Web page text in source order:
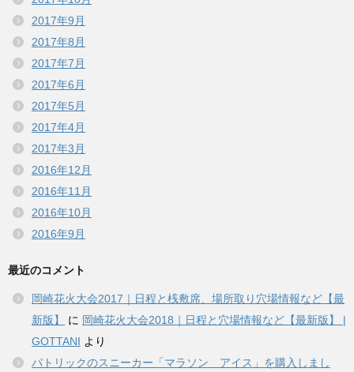
2017年9月
2017年8月
2017年7月
2017年6月
2017年5月
2017年4月
2017年3月
2016年12月
2016年11月
2016年10月
2016年9月
最近のコメント
岡崎花火大会2017｜日程と桟敷席、場所取り穴場情報など【最
新版】
に 岡崎花火大会2018｜日程と穴場情報など【最新版】 |
GOTTANI より
パトリックのスニーカー「マラソン アイス」を購入しまし